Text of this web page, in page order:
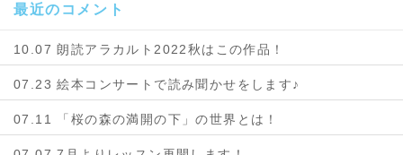
最近のコメント
10.07 朗読アラカルト2022秋はこの作品！
07.23 絵本コンサートで読み聞かせをします♪
07.11 「桜の森の満開の下」の世界とは！